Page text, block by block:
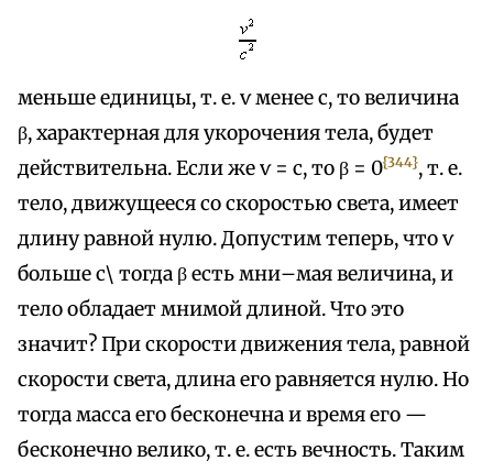
меньше единицы, т. e. ѵ менее с, то величина
β, характерная для укорочения тела, будет
действительна. Если же ѵ = с, то β = 0{344}, т. е.
тело, движущееся со скоростью света, имеет
длину равной нулю. Допустим теперь, что ѵ
больше с\ тогда β есть мни–мая величина, и
тело обладает мнимой длиной. Что это
значит? При скорости движения тела, равной
скорости света, длина его равняется нулю. Но
тогда масса его бесконечна и время его —
бесконечно велико, т. е. есть вечность. Таким